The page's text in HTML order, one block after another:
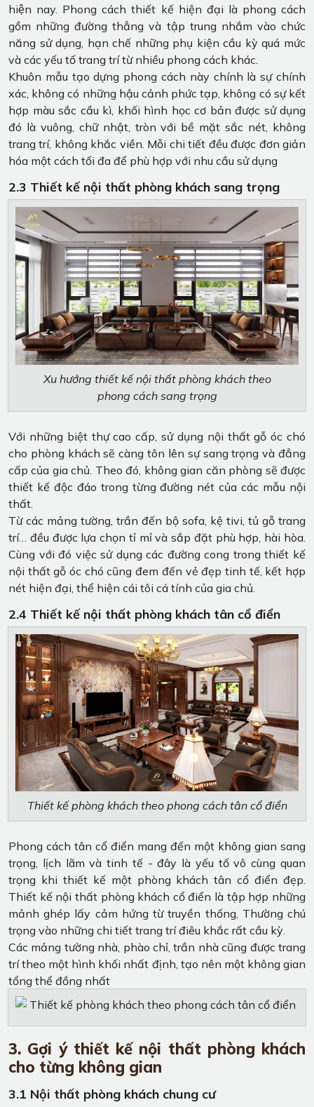
hiện nay. Phong cách thiết kế hiện đại là phong cách
gồm những đường thẳng và tập trung nhắm vào chức
năng sử dụng, hạn chế những phụ kiện cầu kỳ quá mức
và các yếu tố trang trí từ nhiều phong cách khác.
Khuôn mẫu tạo dựng phong cách này chính là sự chính
xác, không có những hậu cảnh phức tạp, không có sự kết
hợp màu sắc cầu kì, khối hình học cơ bản được sử dụng
đó là vuông, chữ nhật, tròn với bề mặt sắc nét, không
trang trí, không khắc viền. Mỗi chi tiết đều được đơn giản
hóa một cách tối đa để phù hợp với nhu cầu sử dụng
2.3 Thiết kế nội thất phòng khách sang trọng
Xu hướng thiết kế nội thất phòng khách theo
phong cách sang trọng
Với những biệt thự cao cấp, sử dụng nội thất gỗ óc chó
cho phòng khách sẽ càng tôn lên sự sang trọng và đẳng
cấp của gia chủ. Theo đó, không gian căn phòng sẽ được
thiết kế độc đáo trong từng đường nét của các mẫu nội
thất.
Từ các mảng tường, trần đến bộ sofa, kệ tivi, tủ gỗ trang
trí… đều được lựa chọn tỉ mỉ và sắp đặt phù hợp, hài hòa.
Cùng với đó việc sử dụng các đường cong trong thiết kế
nội thất gỗ óc chó cũng đem đến vẻ đẹp tinh tế, kết hợp
nét hiện đại, thể hiện cái tôi cá tính của gia chủ.
2.4 Thiết kế nội thất phòng khách tân cổ điển
Thiết kế phòng khách theo phong cách tân cổ điển
Phong cách tân cổ điển mang đến một không gian sang
trọng, lịch lãm và tinh tế - đây là yếu tố vô cùng quan
trọng khi thiết kế một phòng khách tân cổ điển đẹp.
Thiết kế nội thất phòng khách cổ điển là tập hợp những
mảnh ghép lấy cảm hứng từ truyền thống, Thường chú
trọng vào những chi tiết trang trí điêu khắc rất cầu kỳ.
Các mảng tường nhà, phào chỉ, trần nhà cũng được trang
trí theo một hình khối nhất định, tạo nên một không gian
tổng thể đồng nhất
3. Gợi ý thiết kế nội thất phòng khách
cho từng không gian
3.1 Nội thất phòng khách chung cư